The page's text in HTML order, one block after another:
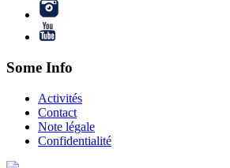
Some Info
Activités
Contact
Note légale
Confidentialité